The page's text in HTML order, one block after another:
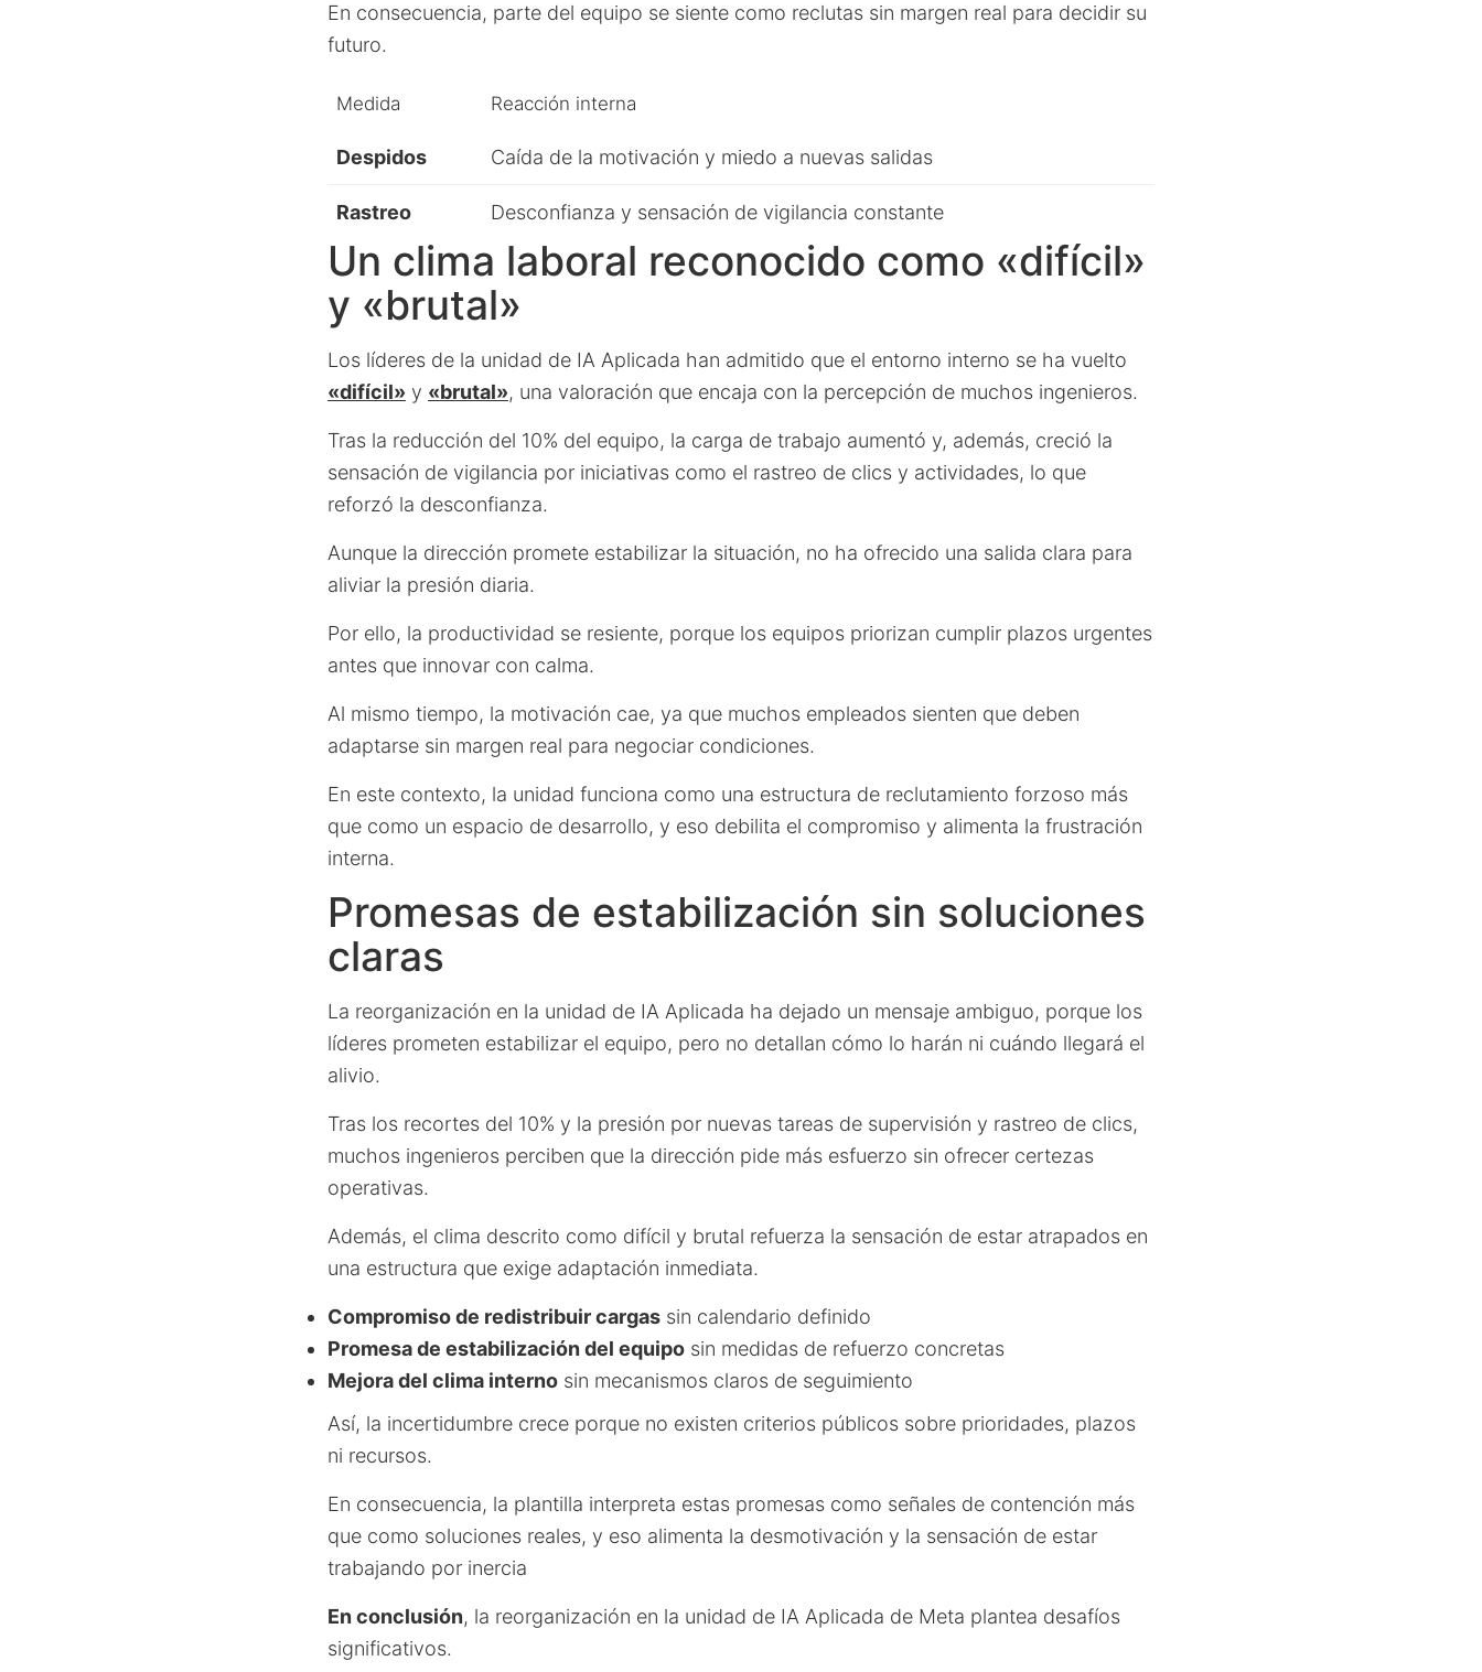
En consecuencia, parte del equipo se siente como reclutas sin margen real para decidir su
futuro.
Medida Reacción interna
Despidos Caída de la motivación y miedo a nuevas salidas
Rastreo Desconfianza y sensación de vigilancia constante
Un clima laboral reconocido como «difícil»
y «brutal»
Los líderes de la unidad de IA Aplicada han admitido que el entorno interno se ha vuelto
«difícil» y «brutal», una valoración que encaja con la percepción de muchos ingenieros.
Tras la reducción del 10% del equipo, la carga de trabajo aumentó y, además, creció la
sensación de vigilancia por iniciativas como el rastreo de clics y actividades, lo que
reforzó la desconfianza.
Aunque la dirección promete estabilizar la situación, no ha ofrecido una salida clara para
aliviar la presión diaria.
Por ello, la productividad se resiente, porque los equipos priorizan cumplir plazos urgentes
antes que innovar con calma.
Al mismo tiempo, la motivación cae, ya que muchos empleados sienten que deben
adaptarse sin margen real para negociar condiciones.
En este contexto, la unidad funciona como una estructura de reclutamiento forzoso más
que como un espacio de desarrollo, y eso debilita el compromiso y alimenta la frustración
interna.
Promesas de estabilización sin soluciones
claras
La reorganización en la unidad de IA Aplicada ha dejado un mensaje ambiguo, porque los
líderes prometen estabilizar el equipo, pero no detallan cómo lo harán ni cuándo llegará el
alivio.
Tras los recortes del 10% y la presión por nuevas tareas de supervisión y rastreo de clics,
muchos ingenieros perciben que la dirección pide más esfuerzo sin ofrecer certezas
operativas.
Además, el clima descrito como difícil y brutal refuerza la sensación de estar atrapados en
una estructura que exige adaptación inmediata.
Compromiso de redistribuir cargas sin calendario definido
Promesa de estabilización del equipo sin medidas de refuerzo concretas
Mejora del clima interno sin mecanismos claros de seguimiento
Así, la incertidumbre crece porque no existen criterios públicos sobre prioridades, plazos
ni recursos.
En consecuencia, la plantilla interpreta estas promesas como señales de contención más
que como soluciones reales, y eso alimenta la desmotivación y la sensación de estar
trabajando por inercia
En conclusión, la reorganización en la unidad de IA Aplicada de Meta plantea desafíos
significativos.